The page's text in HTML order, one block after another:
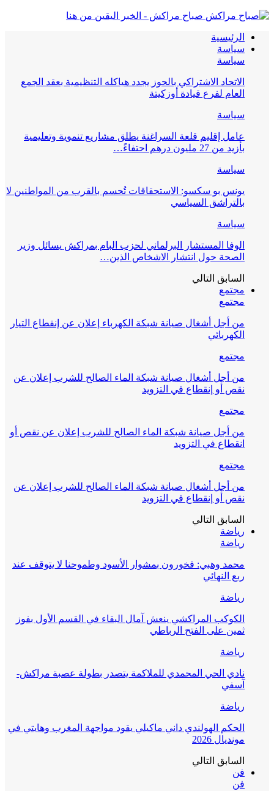
صباح مراكش - الخبر اليقين من هنا
الرئيسية
سياسة
سياسة
الاتحاد الاشتراكي بالحوز يجدد هياكله التنظيمية بعقد الجمع
العام لفرع قيادة أوزكيتة
سياسة
عامل إقليم قلعة السراغنة يطلق مشاريع تنموية وتعليمية
بأزيد من 27 مليون درهم احتفاءً…
سياسة
يونس بو سكسو: الاستحقاقات تُحسم بالقرب من المواطنين لا
بالتراشق السياسي
سياسة
الوفا المستشار البرلماني لحزب البام بمراكش يسائل وزير
الصحة حول انتشار الاشخاص الذين…
السابق التالي
مجتمع
مجتمع
من أجل أشغال صيانة شبكة الكهرباء إعلان عن إنقطاع التيار
الكهربائي
مجتمع
من أجل أشغال صيانة شبكة الماء الصالح للشرب إعلان عن
نقص أو إنقطاع في التزويد
مجتمع
من أجل صيانة شبكة الماء الصالح للشرب إعلان عن نقص أو
انقطاع في التزويد
مجتمع
من أجل أشغال صيانة شبكة الماء الصالح للشرب إعلان عن
نقص أو إنقطاع في التزويد
السابق التالي
رياضة
رياضة
محمد وهبي: فخورون بمشوار الأسود وطموحنا لا يتوقف عند
ربع النهائي
رياضة
الكوكب المراكشي ينعش آمال البقاء في القسم الأول بفوز
ثمين على الفتح الرباطي
رياضة
نادي الحي المحمدي للملاكمة يتصدر بطولة عصبة مراكش-
آسفي
رياضة
الحكم الهولندي داني ماكيلي يقود مواجهة المغرب وهايتي في
مونديال 2026
السابق التالي
فن
فن